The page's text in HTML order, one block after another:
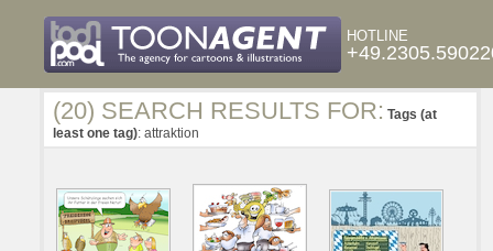
HOTLINE
(20) SEARCH RESULTS FOR: Tags (at
least one tag): attraktion